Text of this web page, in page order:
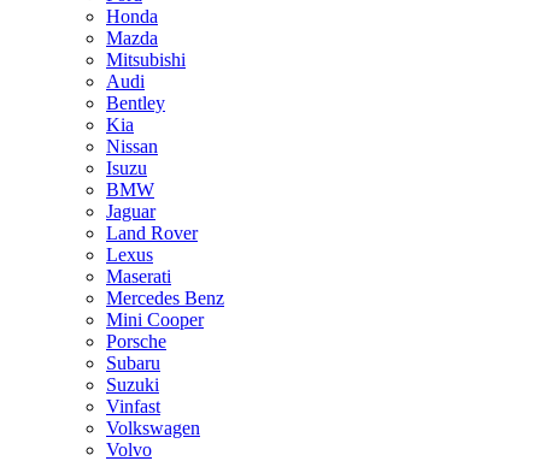
Honda
Mazda
Mitsubishi
Audi
Bentley
Kia
Nissan
Isuzu
BMW
Jaguar
Land Rover
Lexus
Maserati
Mercedes Benz
Mini Cooper
Porsche
Subaru
Suzuki
Vinfast
Volkswagen
Volvo